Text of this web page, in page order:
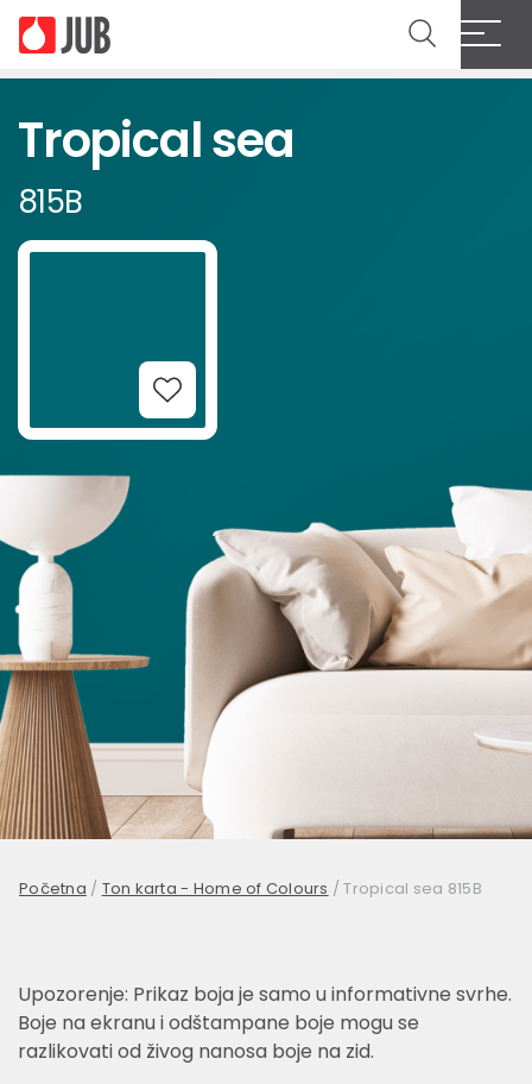
Tropical sea
815B
Add to Wishlist
Početna / Ton karta - Home of Colours /Tropical sea 815B
Upozorenje: Prikaz boja je samo u informativne svrhe.
Boje na ekranu i odštampane boje mogu se
razlikovati od živog nanosa boje na zid.